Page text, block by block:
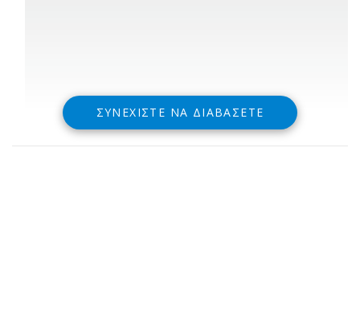
ΣΥΝΕΧΊΣΤΕ ΝΑ ΔΙΑΒΆΣΕΤΕ